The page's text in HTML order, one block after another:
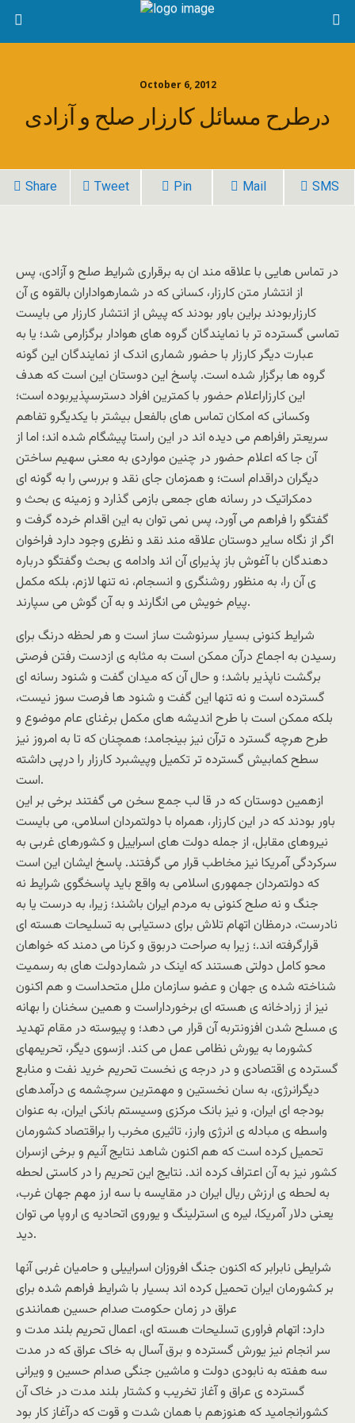
October 6, 2012
درطرح مسائل کارزار صلح و آزادی
Share Tweet Pin Mail SMS
در تماس هایی با علاقه مند ان به برقراری شرایط صلح و آزادی، پس
از انتشار متن کارزار، کسانی که در شمارهواداران بالقوه ی آن
کارزاربودند براین باور بودند که پیش از انتشار کارزار می بایست
تماسی گسترده تر با نمایندگان گروه های هوادار برگزارمی شد؛ یا به
عبارت دیگر کارزار با حضور شماری اندک از نمایندگان این گونه
گروه ها برگزار شده است. پاسخ این دوستان این است که هدف
این کارزاراعلام حضور با کمترین افراد دسترسپذیربوده است؛
وکسانی که امکان تماس های بالفعل بیشتر با یکدیگرو تفاهم
سریعتر رافراهم می دیده اند در این راستا پیشگام شده اند؛ اما از
آن جا که اعلام حضور در چنین مواردی به معنی سهیم ساختن
دیگران دراقدام است؛ و همزمان جای نقد و بررسی را به گونه ای
دمکراتیک در رسانه های جمعی بازمی گذارد و زمینه ی بحث و
گفتگو را فراهم می آورد، پس نمی توان به این اقدام خرده گرفت و
اگر از نگاه سایر دوستان علاقه مند نقد و نظری وجود دارد فراخوان
دهندگان با آغوش باز پذیرای آن اند وادامه ی بحث وگفتگو درباره
ی آن را، به منظور روشنگری و انسجام، نه تنها لازم، بلکه مکمل
پیام خویش می انگارند و به آن گوش می سپارند.
شرایط کنونی بسیار سرنوشت ساز است و هر لحظه درنگ برای
رسیدن به اجماع درآن ممکن است به مثابه ی ازدست رفتن فرصتی
برگشت ناپذیر باشد؛ و حال آن که میدان گفت و شنود رسانه ای
گسترده است و نه تنها این گفت و شنود ها فرصت سوز نیست،
بلکه ممکن است با طرح اندیشه های مکمل برغنای عام موضوع و
طرح هرچه گسترد ه ترآن نیز بینجامد؛ همچنان که تا به امروز نیز
سطح کمابیش گسترده تر تکمیل وپیشبرد کارزار را درپی داشته
است.
ازهمین دوستان که در قا لب جمع سخن می گفتند برخی بر این
باور بودند که در این کارزار، همراه با دولتمردان اسلامی، می بایست
نیروهای مقابل، از جمله دولت های اسراییل و کشورهای غربی به
سرکردگی آمریکا نیز مخاطب قرار می گرفتند. پاسخ ایشان این است
که دولتمردان جمهوری اسلامی به واقع باید پاسخگوی شرایط نه
جنگ و نه صلح کنونی به مردم ایران باشند؛ زیرا، به درست یا به
نادرست، درمظان اتهام تلاش برای دستیابی به تسلیحات هسته ای
قرارگرفته اند.؛ زیرا به صراحت دربوق و کرنا می دمند که خواهان
محو کامل دولتی هستند که اینک در شماردولت های به رسمیت
شناخته شده ی جهان و عضو سازمان ملل متحداست و هم اکنون
نیز از زرادخانه ی هسته ای برخورداراست و همین سخنان را بهانه
ی مسلح شدن افزونتربه آن قرار می دهد؛ و پیوسته در مقام تهدید
کشورما به یورش نظامی عمل می کند. ازسوی دیگر، تحریمهای
گسترده ی اقتصادی و در درجه ی نخست تحریم خرید نفت و منابع
دیگرانرژی، به سان نخستین و مهمترین سرچشمه ی درآمدهای
بودجه ای ایران، و نیز بانک مرکزی وسیستم بانکی ایران، به عنوان
واسطه ی مبادله ی انرژی وارز، تاثیری مخرب را براقتصاد کشورمان
تحمیل کرده است که هم اکنون شاهد نتایج آنیم و برخی ازسران
کشور نیز به آن اعتراف کرده اند. نتایج این تحریم را در کاستی لحطه
به لحطه ی ارزش ریال ایران در مقایسه با سه ارز مهم جهان غرب،
یعنی دلار آمریکا، لیره ی استرلینگ و یوروی اتحادیه ی اروپا می توان
دید.
شرایطی نابرابر که اکنون جنگ افروزان اسراییلی و حامیان غربی آنها
بر کشورمان ایران تحمیل کرده اند بسیار با شرایط فراهم شده برای
عراق در زمان حکومت صدام حسین همانندی
دارد: اتهام فراوری تسلیحات هسته ای، اعمال تحریم بلند مدت و
سر انجام نیز یورش گسترده و برق آسال به خاک عراق که در مدت
سه هفته به نابودی دولت و ماشین جنگی صدام حسین و ویرانی
گسترده ی عراق و آغاز تخریب و کشتار بلند مدت در خاک آن
کشورانجامید که هنوزهم با همان شدت و قوت که درآغاز کار بود